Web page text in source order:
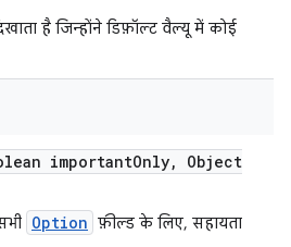
है जिन्होंने डिफ़ॉल्ट वैल्यू में कोई
importantOnly,
Object
Option फ़ील्ड के लिए, सहायता